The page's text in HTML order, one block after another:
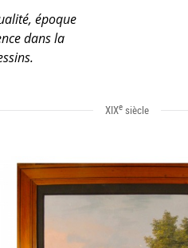
époque
dans la
XIXesiècle